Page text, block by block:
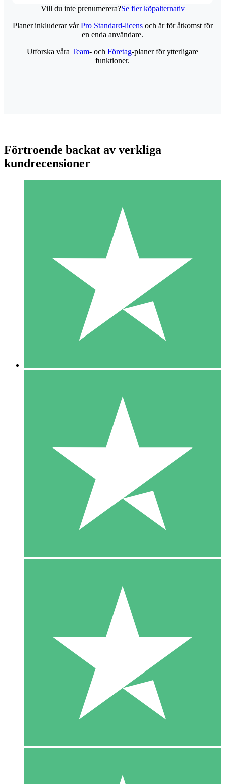
Vill du inte prenumerera?Se fler köpalternativ
Individuella Kreditpaket
Betala per användning med nedladdningskrediter. Inget
1 Nedladdningar
10 00
10 Nedladdningar
20 00
Planer inkluderar vårPro Standard-licensoch är för åtkomst för
en enda användare.
Utforska våra Team- och Företag-planer för ytterligare
funktioner.
Förtroende backat av verkliga
kundrecensioner